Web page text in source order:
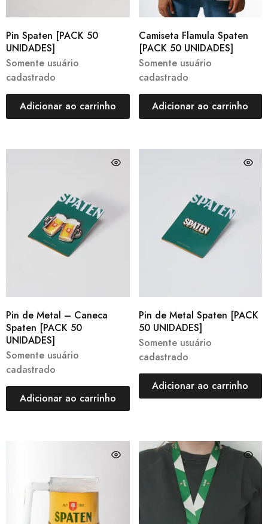
Pin Spaten [PACK 50
UNIDADES]
Somente usuário
cadastrado
Adicionar ao carrinho
Camiseta Flamula Spaten
[PACK 50 UNIDADES]
Somente usuário
cadastrado
Adicionar ao carrinho
Pin de Metal – Caneca
Spaten [PACK 50
UNIDADES]
Somente usuário
cadastrado
Adicionar ao carrinho
Pin de Metal Spaten [PACK
50 UNIDADES]
Somente usuário
cadastrado
Adicionar ao carrinho